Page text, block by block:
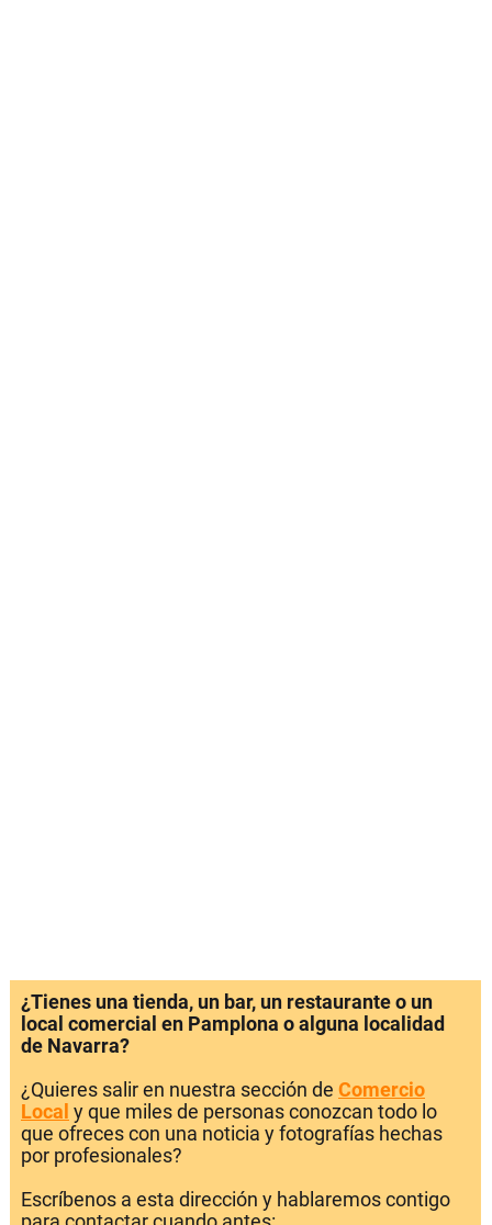
¿Tienes una tienda, un bar, un restaurante o un
local comercial en Pamplona o alguna localidad
de Navarra?
¿Quieres salir en nuestra sección de Comercio
Local y que miles de personas conozcan todo lo
que ofreces con una noticia y fotografías hechas
por profesionales?
Escríbenos a esta dirección y hablaremos contigo